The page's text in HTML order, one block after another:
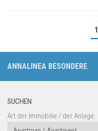
1
ANNALINEA BESONDERE
SUCHEN
Art der Immobilie / der Anlage: